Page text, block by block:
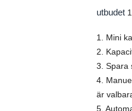
utbudet
1. Mini
2.
3. Spara
4.
är
5.